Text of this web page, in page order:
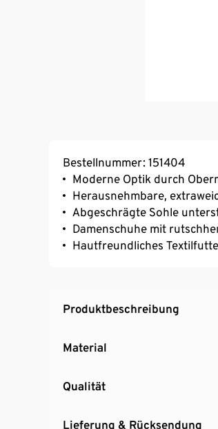
Bestellnummer: 151404
Moderne Optik durch
Herausnehmbare,
Abgeschrägte Sohle
Damenschuhe mit
Hautfreundliches
Produktbeschreibung
Material
Qualität
Lieferung & Rücksendung